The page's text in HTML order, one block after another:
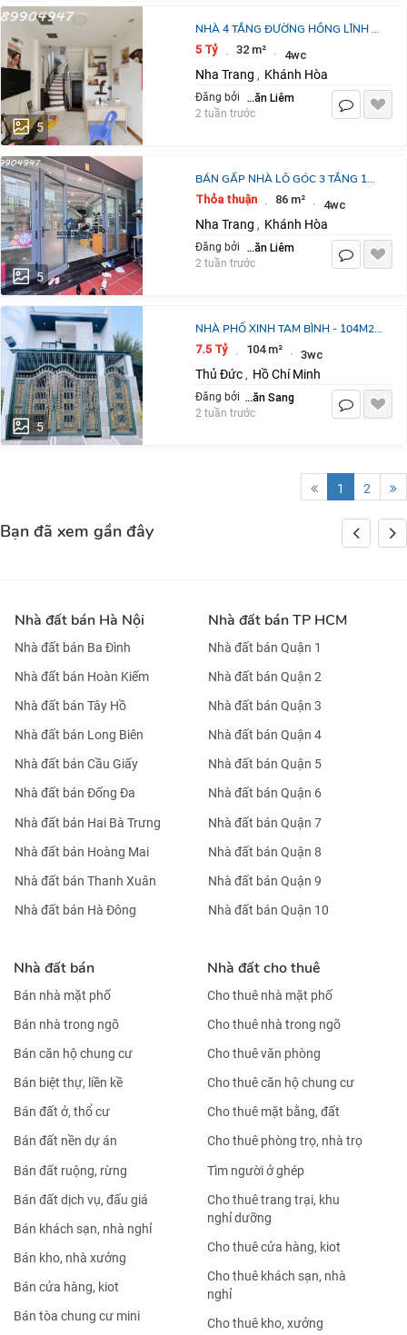
5
NHÀ 4 TẦNG ĐƯỜNG HỒNG LĨNH -
VỊ TRÍ CỰC XỊN. GIÁ: 5 TỶ
5 Tỷ · 32 m² · 4wc
Nha Trang , Khánh Hòa
Đăng bởi Nguyễn Văn Liêm
2 tuần trước
5
BÁN GẤP NHÀ LÔ GÓC 3 TẦNG 1
TUM MẶT TIỀN KINH DOANH SÁT
TRANG – DIỆN TÍCH
Thỏa thuận · 86 m² · 4wc
Nha Trang , Khánh Hòa
Đăng bởi Nguyễn Văn Liêm
2 tuần trước
5
NHÀ PHỐ XINH TAM BÌNH - 104M2 -
3 TẦNG – NHỈNH 7 TỶ - ĐƯỜNG XE
TẢI - ÔTÔ NGỦ TRONG NHÀ
7.5 Tỷ · 104 m² · 3wc
Thủ Đức , Hồ Chí Minh
Đăng bởi Nguyễn Văn Sang
2 tuần trước
1 2
Bạn đã xem gần đây
Nhà đất bán Hà Nội
Nhà đất bán Ba Đình
Nhà đất bán Hoàn Kiếm
Nhà đất bán Tây Hồ
Nhà đất bán Long Biên
Nhà đất bán Cầu Giấy
Nhà đất bán Đống Đa
Nhà đất bán Hai Bà Trưng
Nhà đất bán Hoàng Mai
Nhà đất bán Thanh Xuân
Nhà đất bán Hà Đông
Nhà đất bán TP HCM
Nhà đất bán Quận 1
Nhà đất bán Quận 2
Nhà đất bán Quận 3
Nhà đất bán Quận 4
Nhà đất bán Quận 5
Nhà đất bán Quận 6
Nhà đất bán Quận 7
Nhà đất bán Quận 8
Nhà đất bán Quận 9
Nhà đất bán Quận 10
Nhà đất bán
Bán nhà mặt phố
Bán nhà trong ngõ
Bán căn hộ chung cư
Bán biệt thự, liền kề
Bán đất ở, thổ cư
Bán đất nền dự án
Bán đất ruộng, rừng
Bán đất dịch vụ, đấu giá
Bán khách sạn, nhà nghỉ
Bán kho, nhà xưởng
Bán cửa hàng, kiot
Bán tòa chung cư mini
Nhà đất cho thuê
Cho thuê nhà mặt phố
Cho thuê nhà trong ngõ
Cho thuê văn phòng
Cho thuê căn hộ chung cư
Cho thuê mặt bằng, đất
Cho thuê phòng trọ, nhà trọ
Tìm người ở ghép
Cho thuê trang trại, khu
nghỉ dưỡng
Cho thuê cửa hàng, kiot
Cho thuê khách sạn, nhà
nghỉ
Cho thuê kho, xưởng